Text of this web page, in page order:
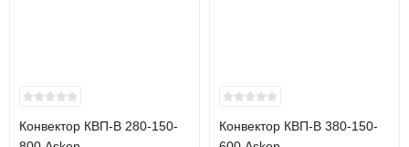
Конвектор КВП-В 280-150-
Конвектор КВП-В 380-150-